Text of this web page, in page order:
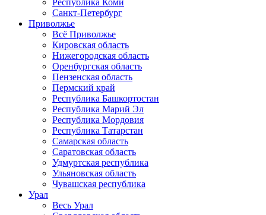
Республика Коми
Санкт-Петербург
Приволжье
Всё Приволжье
Кировская область
Нижегородская область
Оренбургская область
Пензенская область
Пермский край
Республика Башкортостан
Республика Марий Эл
Республика Мордовия
Республика Татарстан
Самарская область
Саратовская область
Удмуртская республика
Ульяновская область
Чувашская республика
Урал
Весь Урал